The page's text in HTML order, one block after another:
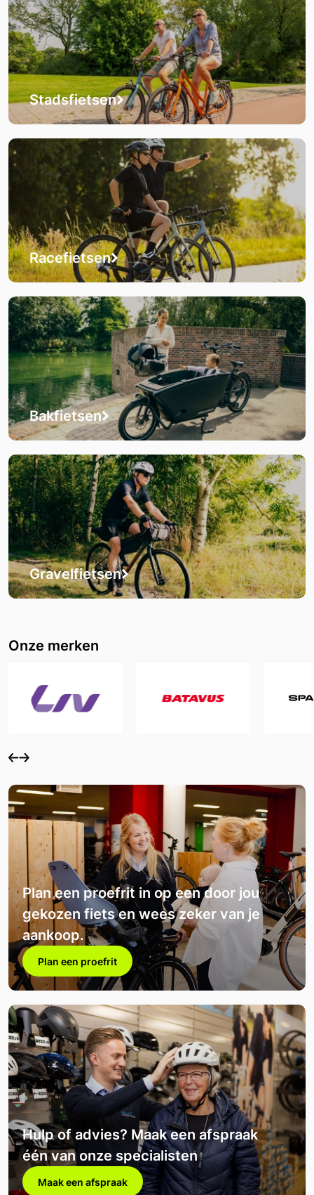
Stadsfietsen
Racefietsen
Bakfietsen
Gravelfietsen
Onze merken
Plan een proefrit in op een door jou
gekozen fiets en wees zeker van je
aankoop.
Plan een proefrit
Hulp of advies? Maak een afspraak
één van onze specialisten
Maak een afspraak